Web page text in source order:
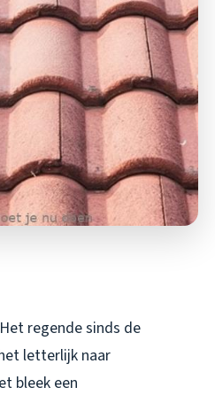
regende sinds de
letterlijk naar
bleek een